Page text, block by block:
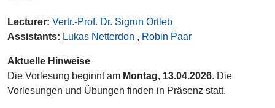
Lecturer: Vertr.-Prof. Dr. Sigrun Ortleb
Assistants: Lukas Netterdon , Robin Paar
Aktuelle Hinweise
Die Vorlesung beginnt am Montag, 13.04.2026. Die
Vorlesungen und Übungen finden in Präsenz statt.